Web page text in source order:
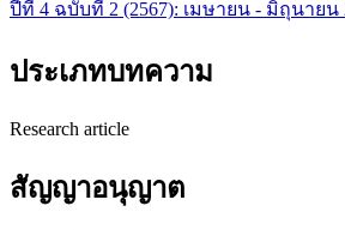
ปีที่ 4 ฉบับที่ 2 (2567): เมษายน - มิถุนายน
ประเภทบทความ
Research article
สัญญาอนุญาต